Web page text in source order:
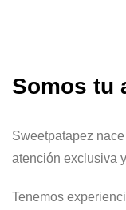
Somos tu
Sweetpatapez
atención exclusiva
Tenemos